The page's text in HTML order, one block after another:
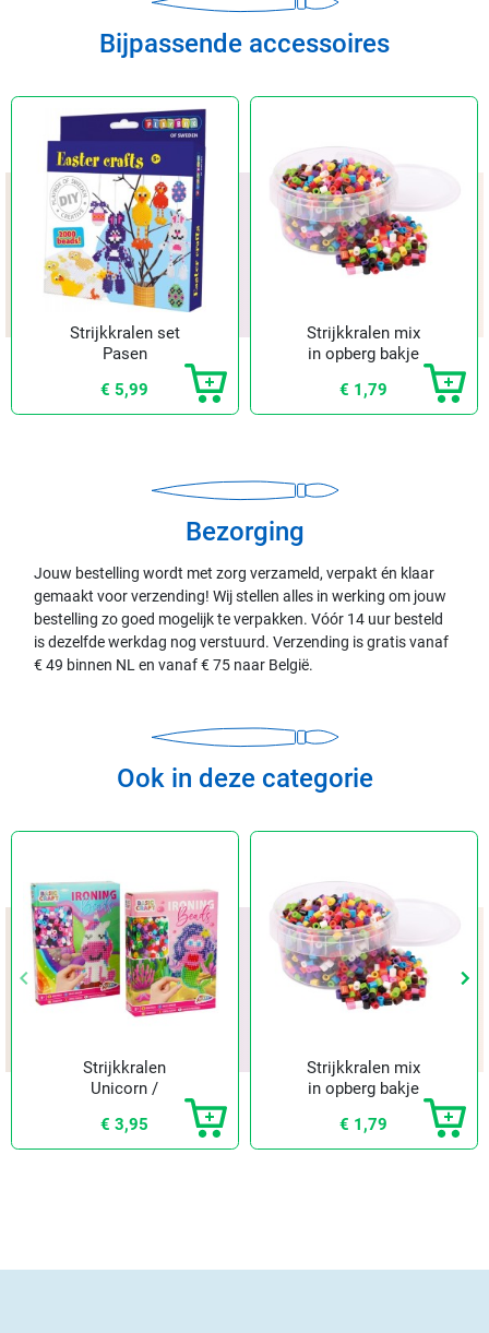
Bijpassende accessoires
Vorige
keyboard_arrow_left keyboard_arrow_right
Strijkkralen set
Pasen
€ 5,99
Strijkkralen mix
in opberg bakje
€ 1,79
Bezorging
Jouw bestelling wordt met zorg verzameld, verpakt én klaar
gemaakt voor verzending! Wij stellen alles in werking om jouw
bestelling zo goed mogelijk te verpakken. Vóór 14 uur besteld
is dezelfde werkdag nog verstuurd. Verzending is gratis vanaf
€ 49 binnen NL en vanaf € 75 naar België.
Ook in deze categorie
Vorige
keyboard_arrow_left keyboard_arrow_right
Strijkkralen
Unicorn /
€ 3,95
Strijkkralen mix
in opberg bakje
€ 1,79